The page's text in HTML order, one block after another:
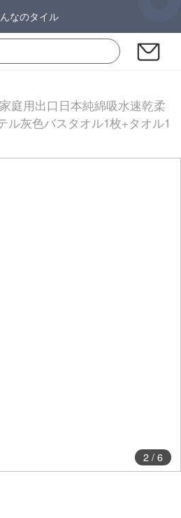
なのタイル
庭用出口日本純綿吸水速乾柔
ル灰色バスタオル1枚+タオル1
2/ 6